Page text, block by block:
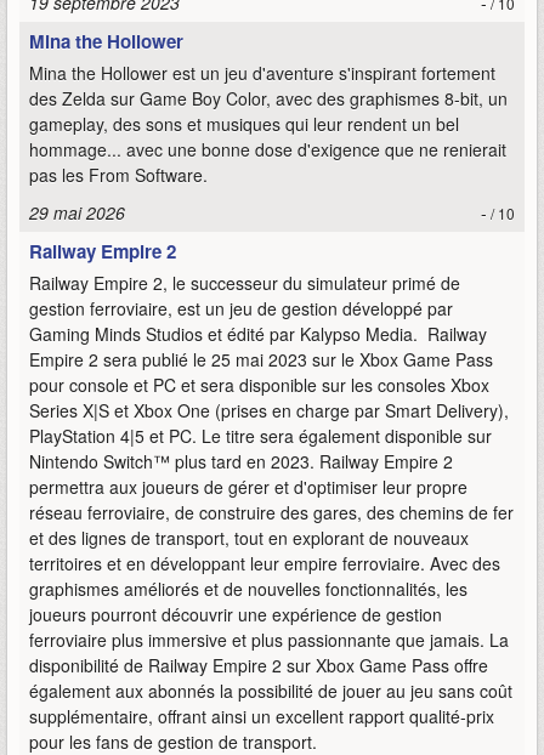
Mina the Hollower
Mina the Hollower est un jeu d'aventure s'inspirant fortement
des Zelda sur Game Boy Color, avec des graphismes 8-bit, un
gameplay, des sons et musiques qui leur rendent un bel
hommage... avec une bonne dose d'exigence que ne renierait
pas les From Software.
29 mai 2026
- / 10
Railway Empire 2
Railway Empire 2, le successeur du simulateur primé de
gestion ferroviaire, est un jeu de gestion développé par
Gaming Minds Studios et édité par Kalypso Media. Railway
Empire 2 sera publié le 25 mai 2023 sur le Xbox Game Pass
pour console et PC et sera disponible sur les consoles Xbox
Series X|S et Xbox One (prises en charge par Smart Delivery),
PlayStation 4|5 et PC. Le titre sera également disponible sur
Nintendo Switch™ plus tard en 2023. Railway Empire 2
permettra aux joueurs de gérer et d'optimiser leur propre
réseau ferroviaire, de construire des gares, des chemins de fer
et des lignes de transport, tout en explorant de nouveaux
territoires et en développant leur empire ferroviaire. Avec des
graphismes améliorés et de nouvelles fonctionnalités, les
joueurs pourront découvrir une expérience de gestion
ferroviaire plus immersive et plus passionnante que jamais. La
disponibilité de Railway Empire 2 sur Xbox Game Pass offre
également aux abonnés la possibilité de jouer au jeu sans coût
supplémentaire, offrant ainsi un excellent rapport qualité-prix
pour les fans de gestion de transport.